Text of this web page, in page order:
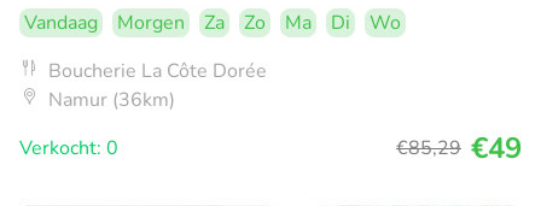
Vandaag Morgen Za Zo Ma Di
Wo
Boucherie La Côte Dorée
Namur (36km)
Verkocht: 0
€85,29 €49